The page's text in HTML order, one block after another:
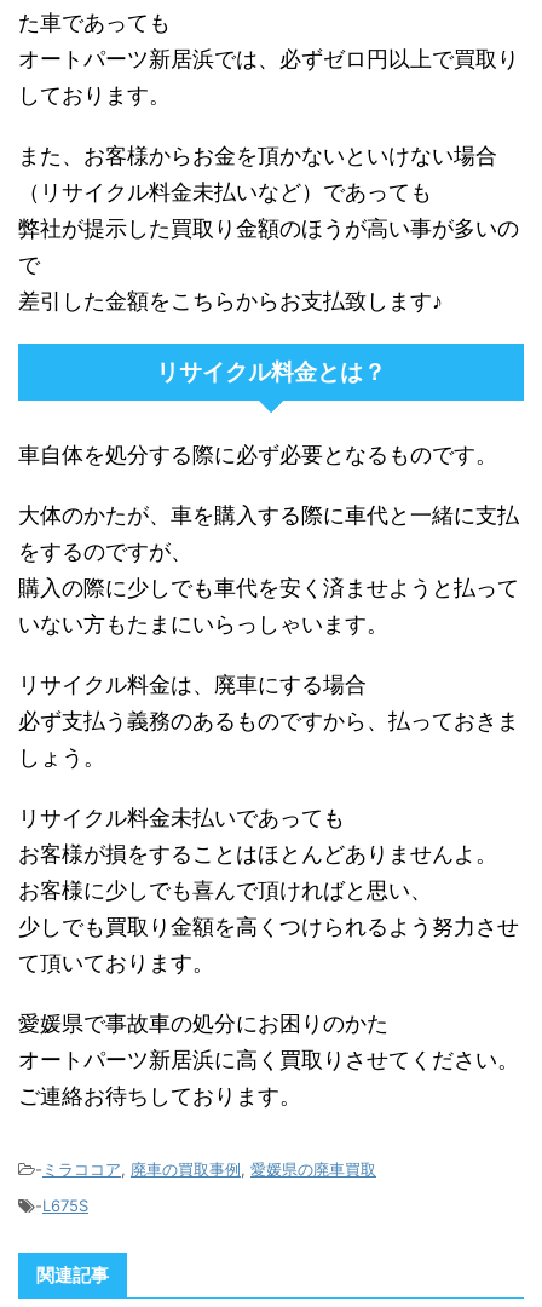
た車であっても
オートパーツ新居浜では、必ずゼロ円以上で買取り
しております。
また、お客様からお金を頂かないといけない場合
（リサイクル料金未払いなど）であっても
弊社が提示した買取り金額のほうが高い事が多いの
で
差引した金額をこちらからお支払致します♪
リサイクル料金とは？
車自体を処分する際に必ず必要となるものです。
大体のかたが、車を購入する際に車代と一緒に支払
をするのですが、
購入の際に少しでも車代を安く済ませようと払って
いない方もたまにいらっしゃいます。
リサイクル料金は、廃車にする場合
必ず支払う義務のあるものですから、払っておきま
しょう。
リサイクル料金未払いであっても
お客様が損をすることはほとんどありませんよ。
お客様に少しでも喜んで頂ければと思い、
少しでも買取り金額を高くつけられるよう努力させ
て頂いております。
愛媛県で事故車の処分にお困りのかた
オートパーツ新居浜に高く買取りさせてください。
ご連絡お待ちしております。
- ミラココア, 廃車の買取事例, 愛媛県の廃車買取
-L675S
関連記事